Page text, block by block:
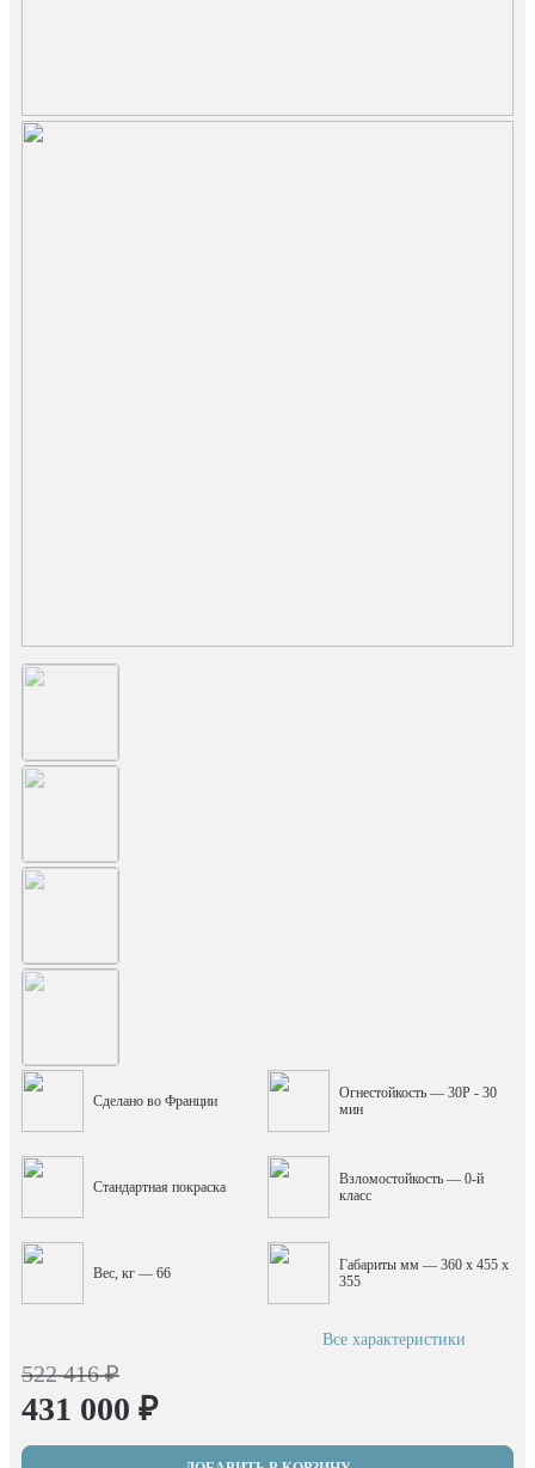
Сделано во Франции
Огнестойкость — 30P - 30
мин
Стандартная покраска
Взломостойкость — 0-й
класс
Вес, кг — 66
Габариты мм — 360 x 455 x
355
Все характеристики
522 416 ₽
431 000 ₽